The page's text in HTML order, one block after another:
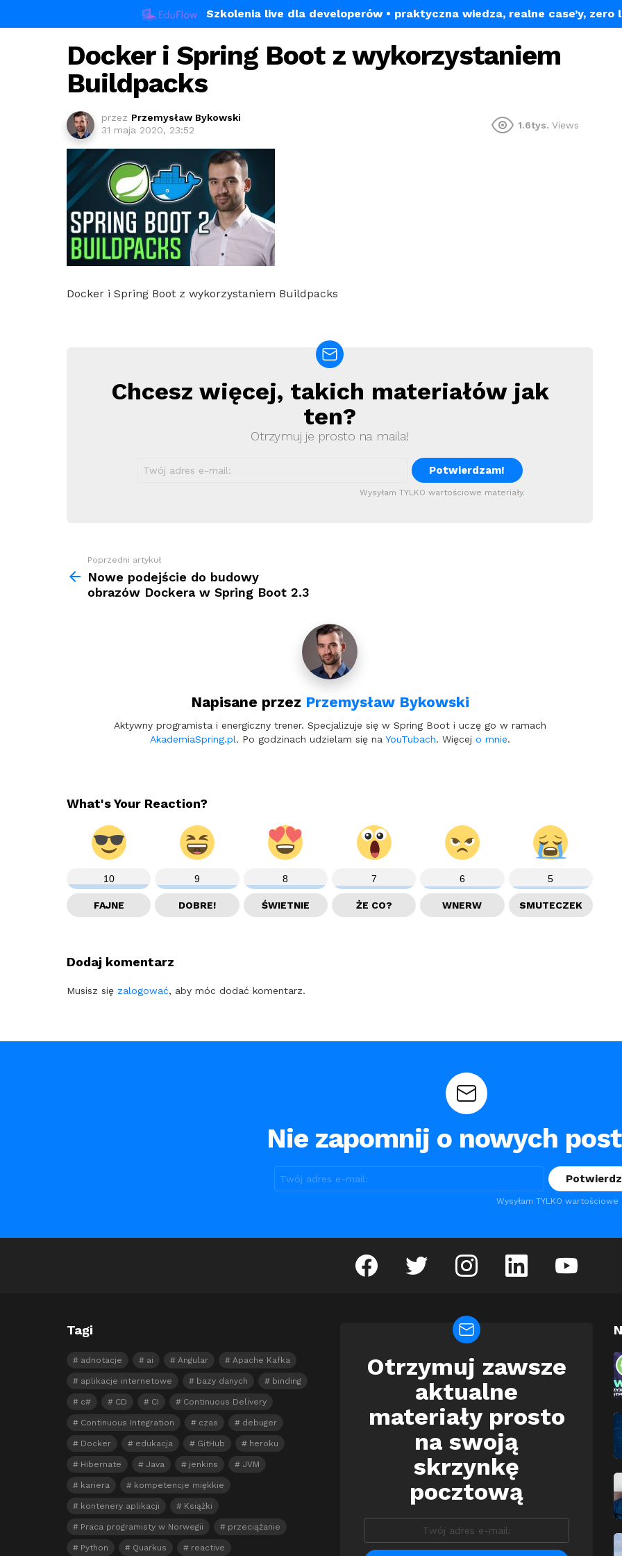
Szkolenia live dla developerów• praktyczna wiedza, realne case’y, zero
Docker i Spring Boot z wykorzystaniem
Buildpacks
przez Przemysław Bykowski
31 maja 2020, 23:52
1.6tys. Views
Docker i Spring Boot z wykorzystaniem Buildpacks
Newsletter
Chcesz więcej, takich materiałów jak
ten?
Otrzymuj je prosto na maila!
Wysyłam TYLKO wartościowe materiały.
Zobacz
więcej
Poprzedni artykuł
Nowe podejście do budowy
obrazów Dockera w Spring Boot 2.3
Napisane przez Przemysław Bykowski
Aktywny programista i energiczny trener. Specjalizuje się w Spring Boot i uczę go w ramach
AkademiaSpring.pl. Po godzinach udzielam się na YouTubach. Więcej o mnie.
What's Your Reaction?
10
FAJNE
9
DOBRE!
8
ŚWIETNIE
7
ŻE CO?
6
WNERW
5
SMUTECZEK
Dodaj komentarz
Musisz się zalogować, aby móc dodać komentarz.
Nie zapomnij o nowych
Wysyłam TYLKO wartościowe
facebook twitter instagram linkedin
Tagi
adnotacje ai Angular Apache Kafka
aplikacje internetowe bazy danych binding
c# CD CI Continuous Delivery
Continuous Integration czas debuger
Docker edukacja GitHub heroku
Hibernate Java jenkins JVM
kariera kompetencje miękkie
kontenery aplikacji Książki
Praca programisty w Norwegii przeciążanie
Python Quarkus reactive
Newsletter
Otrzymuj zawsze
aktualne
materiały prosto
na swoją
skrzynkę
pocztową